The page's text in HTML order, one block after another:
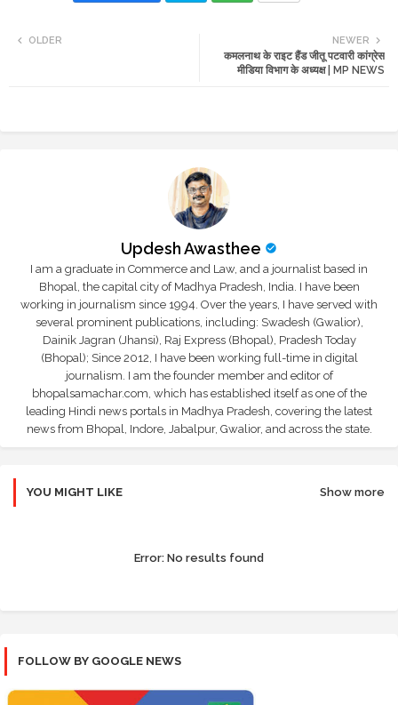
ats
NEWER
कमलनाथ के राइट हैंड जीतू पटवारी कांग्रेस
मीडिया विभाग के अध्यक्ष | MP NEWS
OLDER
Updesh Awasthee
I am a graduate in Commerce and Law, and a journalist based in
Bhopal, the capital city of Madhya Pradesh, India. I have been
working in journalism since 1994. Over the years, I have served with
several prominent publications, including: Swadesh (Gwalior),
Dainik Jagran (Jhansi), Raj Express (Bhopal), Pradesh Today
(Bhopal); Since 2012, I have been working full-time in digital
journalism. I am the founder member and editor of
bhopalsamachar.com, which has established itself as one of the
leading Hindi news portals in Madhya Pradesh, covering the latest
news from Bhopal, Indore, Jabalpur, Gwalior, and across the state.
YOU MIGHT LIKE Show more
Error: No results found
FOLLOW BY GOOGLE NEWS